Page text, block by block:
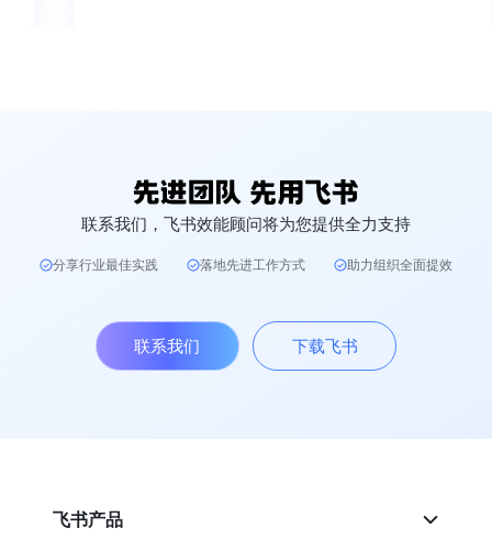
联系我们，飞书效能顾问将为您提供全力支持
分享行业最佳实践 落地先进工作方式 助力组织全面提效
联系我们 下载飞书
飞书产品